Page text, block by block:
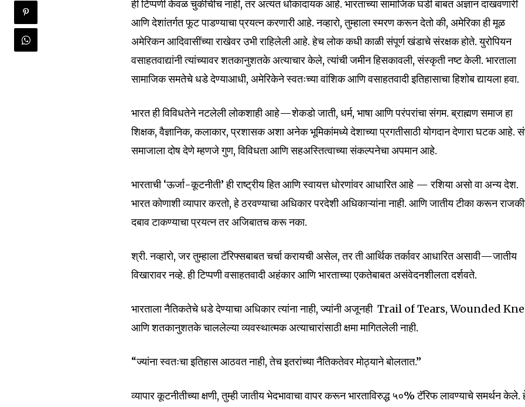
Join our community of
SUBSCRIBERS and be part
of the conversation.
the subscribe button below. Don't worry, we respect your privacy and
ही टिप्पणी केवळ चुकीचीच नाही, तर अत्यंत धोकादायक आहे. भारताच्या सामाजिक घडी बाबत अज्ञान दाखवणारी
आणि देशांतर्गत फूट पाडण्याचा प्रयत्न करणारी आहे. नव्हारो, तुम्हाला स्मरण करून देतो की, अमेरिका ही मूळ
अमेरिकन आदिवासींच्या राखेवर उभी राहिलेली आहे. हेच लोक कधी काळी संपूर्ण खंडाचे संरक्षक होते. युरोपियन
वसाहतवाद्यांनी त्यांच्यावर शतकानुशतके अत्याचार केले, त्यांची जमीन हिसकावली, संस्कृती नष्ट केली. भारताला
सामाजिक समतेचे धडे देण्याआधी, अमेरिकेने स्वतःच्या वांशिक आणि वसाहतवादी इतिहासाचा हिशोब द्यायला हवा.
भारत ही विविधतेने नटलेली लोकशाही आहे—शेकडो जाती, धर्म, भाषा आणि परंपरांचा संगम. ब्राह्मण समाज हा
शिक्षक, वैज्ञानिक, कलाकार, प्रशासक अशा अनेक भूमिकांमध्ये देशाच्या प्रगतीसाठी योगदान देणारा घटक आहे.
समाजाला दोष देणे म्हणजे गुण, विविधता आणि सहअस्तित्वाच्या संकल्पनेचा अपमान आहे.
भारताची ‘ऊर्जा-कूटनीती’ ही राष्ट्रीय हित आणि स्वायत्त धोरणांवर आधारित आहे — रशिया असो वा अन्य देश.
भारत कोणाशी व्यापार करतो, हे ठरवण्याचा अधिकार परदेशी अधिकाऱ्यांना नाही. आणि जातीय टीका करून
दबाव टाकण्याचा प्रयत्न तर अजिबातच करू नका.
श्री. नव्हारो, जर तुम्हाला टॅरिफ्सबाबत चर्चा करायची असेल, तर ती आर्थिक तर्कावर आधारित असावी—जातीय
विखारावर नव्हे. ही टिप्पणी वसाहतवादी अहंकार आणि भारताच्या एकतेबाबत असंवेदनशीलता दर्शवते.
भारताला नैतिकतेचे धडे देण्याचा अधिकार त्यांना नाही, ज्यांनी अजूनही Trail of Tears, Wounded
आणि शतकानुशतके चाललेल्या व्यवस्थात्मक अत्याचारांसाठी क्षमा मागितलेली नाही.
“ज्यांना स्वतःचा इतिहास आठवत नाही, तेच इतरांच्या नैतिकतेवर मोठ्याने बोलतात.”
व्यापार कूटनीतीच्या क्षणी, तुम्ही जातीय भेदभावाचा वापर करून भारताविरुद्ध ५०% टॅरिफ लावण्याचे समर्थन केले.